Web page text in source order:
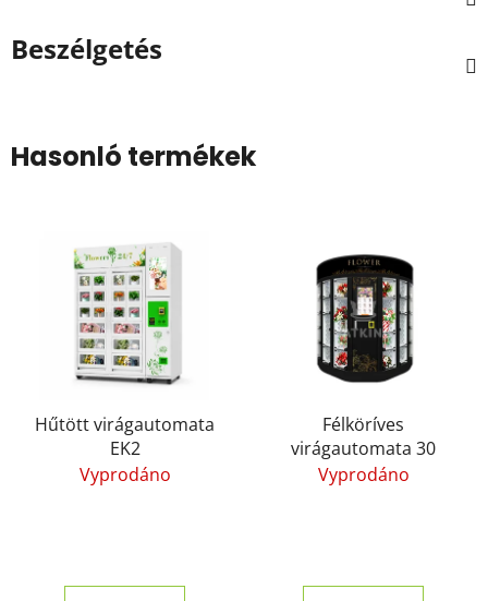
Beszélgetés
Hasonló termékek
Hűtött virágautomata
EK2
Vyprodáno
Félköríves
virágautomata 30
Vyprodáno